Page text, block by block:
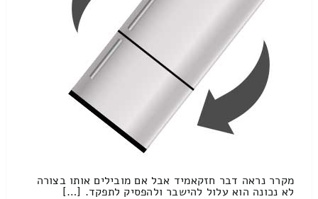
מקרר נראה דבר חזקאמיד אבל אם מובילים אותו בצורה
לא נכונה הוא עלול להישבר ולהפסיק לתפקד. […]